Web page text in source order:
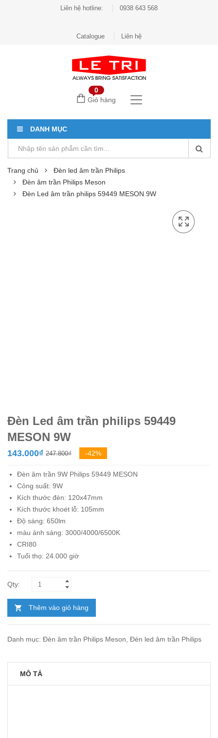
Liên hệ hotline: 0938 643 568
Catalogue Liên hệ
0
Giỏ hàng
DANH MỤC
Trang chủ
Đèn led âm trần Philips
Đèn âm trần Philips Meson
Đèn Led âm trần philips 59449 MESON 9W
Đèn Led âm trần philips 59449
MESON 9W
247.800₫Giá
là:
143.000₫
Giá
tại
143.000₫.
-42%
Đèn âm trần 9W Philips 59449 MESON
Công suất: 9W
Kích thước đèn: 120x47mm
Kích thước khoét lỗ: 105mm
Độ sáng: 650lm
màu ánh sáng: 3000/4000/6500K
CRI80
Tuổi thọ: 24.000 giờ
Thêm vào giỏ hàng
Danh mục: Đèn âm trần Philips Meson, Đèn led âm trần Philips
MÔ TẢ